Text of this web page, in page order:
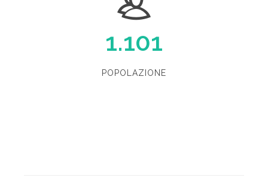
1.101
POPOLAZIONE